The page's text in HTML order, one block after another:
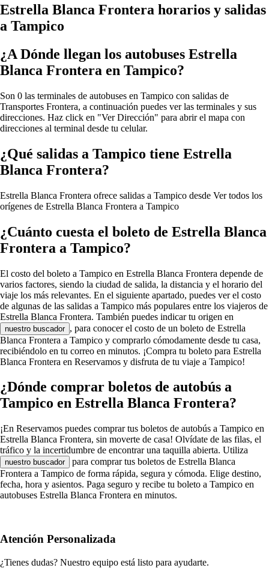
Estrella Blanca Frontera horarios y salidas
a Tampico
¿A Dónde llegan los autobuses Estrella
Blanca Frontera en Tampico?
Son 0 las terminales de autobuses en Tampico con salidas de
Transportes Frontera, a continuación puedes ver las terminales y sus
direcciones. Haz click en "Ver Dirección" para abrir el mapa con
direcciones al terminal desde tu celular.
¿Qué salidas a Tampico tiene Estrella
Blanca Frontera?
Estrella Blanca Frontera ofrece salidas a Tampico desde Ver todos los
orígenes de Estrella Blanca Frontera a Tampico
¿Cuánto cuesta el boleto de Estrella Blanca
Frontera a Tampico?
El costo del boleto a Tampico en Estrella Blanca Frontera depende de
varios factores, siendo la ciudad de salida, la distancia y el horario del
viaje los más relevantes. En el siguiente apartado, puedes ver el costo
de algunas de las salidas a Tampico más populares entre los viajeros de
Estrella Blanca Frontera. También puedes indicar tu origen en
nuestro buscador , para conocer el costo de un boleto de Estrella
Blanca Frontera a Tampico y comprarlo cómodamente desde tu casa,
recibiéndolo en tu correo en minutos. ¡Compra tu boleto para Estrella
Blanca Frontera en Reservamos y disfruta de tu viaje a Tampico!
¿Dónde comprar boletos de autobús a
Tampico en Estrella Blanca Frontera?
¡En Reservamos puedes comprar tus boletos de autobús a Tampico en
Estrella Blanca Frontera, sin moverte de casa! Olvídate de las filas, el
tráfico y la incertidumbre de encontrar una taquilla abierta. Utiliza
nuestro buscador
para comprar tus boletos de Estrella Blanca
Frontera a Tampico de forma rápida, segura y cómoda. Elige destino,
fecha, hora y asientos. Paga seguro y recibe tu boleto a Tampico en
autobuses Estrella Blanca Frontera en minutos.
Atención Personalizada
¿Tienes dudas? Nuestro equipo está listo para ayudarte.